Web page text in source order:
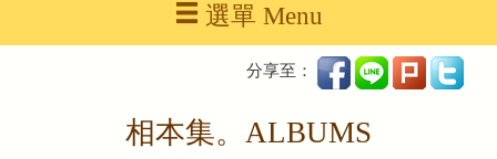
選單 Menu
分享至：
相本集。ALBUMS